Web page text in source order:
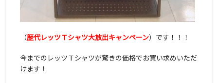
（歴代レッツＴシャツ大放出キャンペーン）です！！！
今までのレッツＴシャツが驚きの価格でお買い求めいただ
けます！